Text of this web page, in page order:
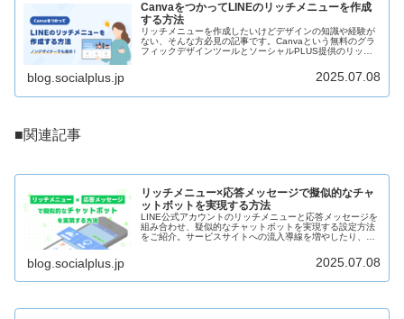
CanvaをつかってLINEのリッチメニューを作成
する方法
リッチメニューを作成したいけどデザインの知識や経験が
ない、そんな方必見の記事です。Canvaという無料のグラ
フィックデザインツールとソーシャルPLUS提供のリッチ
blog.socialplus.jp 2025.07.08
■関連記事
リッチメニュー×応答メッセージで擬似的なチャ
ットボットを実現する方法
LINE公式アカウントのリッチメニューと応答メッセージを
組み合わせ、疑似的なチャットボットを実現する設定方法
をご紹介。サービスサイトへの流入導線を増やしたり、限
リッチメニューを通して便利な顧客体験を提供し、LINE経
由の売上増につなげる方法を事例を交えて解説します。
blog.socialplus.jp 2025.07.08